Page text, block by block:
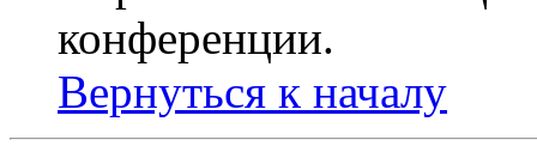
конференции.
Вернуться к началу